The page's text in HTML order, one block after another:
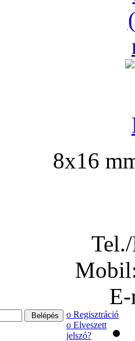
8x16
ο Regisztráció
ο Elveszett
jelszó?